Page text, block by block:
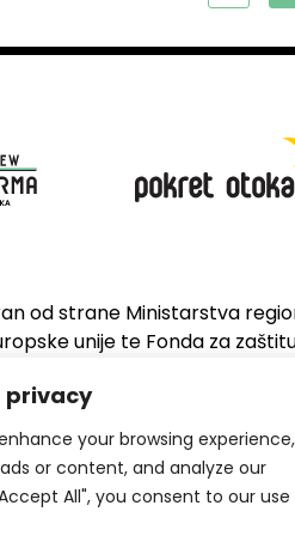
privacy
your browsing experience,
or content, and analyze our
All", you consent to our use
od strane Ministarstva
unije te Fonda za